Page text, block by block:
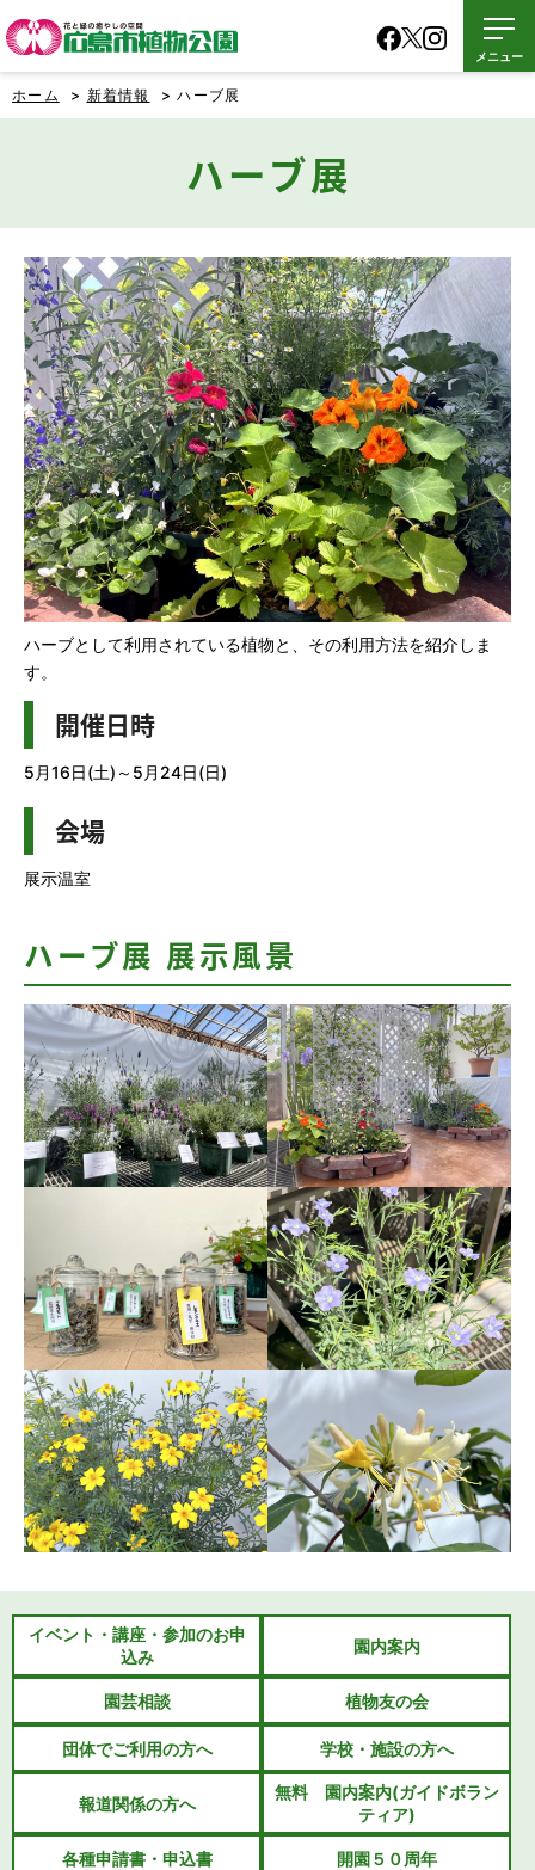
メニュー
ホーム > 新着情報 > ハーブ展
ハーブ展
ハーブとして利用されている植物と、その利用方法を紹介しま
す。
開催日時
5月16日(土)～5月24日(日)
会場
展示温室
ハーブ展 展示風景
イベント・講座・参加のお申
込み
園内案内
園芸相談 植物友の会
団体でご利用の方へ 学校・施設の方へ
報道関係の方へ
無料 園内案内(ガイドボラン
ティア)
各種申請書・申込書 開園５０周年